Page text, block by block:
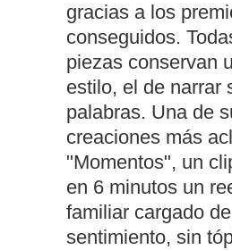
gracias a los
conseguidos.
piezas conservan
estilo, el de narrar
palabras. Una de
creaciones más
"Momentos", un
en 6 minutos un
familiar cargado de
sentimiento, sin